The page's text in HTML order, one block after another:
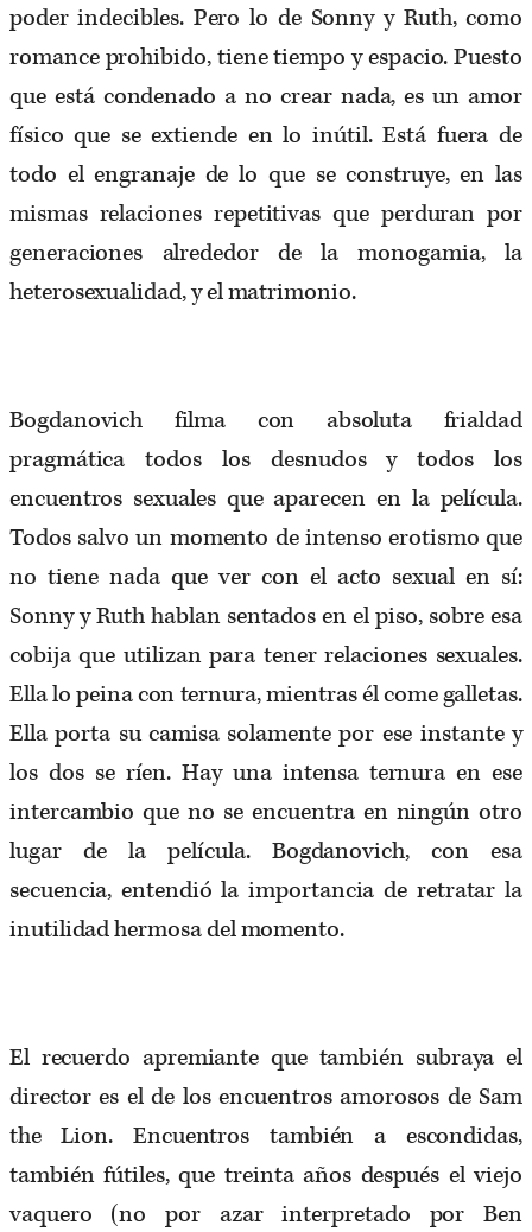
poder indecibles. Pero lo de Sonny y Ruth, como
romance prohibido, tiene tiempo y espacio. Puesto
que está condenado a no crear nada, es un amor
físico que se extiende en lo inútil. Está fuera de
todo el engranaje de lo que se construye, en las
mismas relaciones repetitivas que perduran por
generaciones alrededor de la monogamia, la
heterosexualidad, y el matrimonio.
Bogdanovich filma con absoluta frialdad
pragmática todos los desnudos y todos los
encuentros sexuales que aparecen en la película.
Todos salvo un momento de intenso erotismo que
no tiene nada que ver con el acto sexual en sí:
Sonny y Ruth hablan sentados en el piso, sobre esa
cobija que utilizan para tener relaciones sexuales.
Ella lo peina con ternura, mientras él come galletas.
Ella porta su camisa solamente por ese instante y
los dos se ríen. Hay una intensa ternura en ese
intercambio que no se encuentra en ningún otro
lugar de la película. Bogdanovich, con esa
secuencia, entendió la importancia de retratar la
inutilidad hermosa del momento.
El recuerdo apremiante que también subraya el
director es el de los encuentros amorosos de Sam
the Lion. Encuentros también a escondidas,
también fútiles, que treinta años después el viejo
vaquero (no por azar interpretado por Ben